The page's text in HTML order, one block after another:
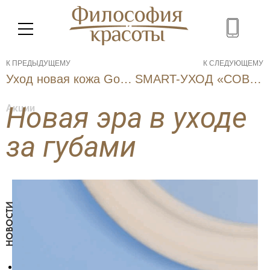
НОВОСТИ
К ПРЕДЫДУЩЕМУ
Уход новая кожа Gommage Р50
К СЛЕДУЮЩЕМУ
SMART-УХОД «СОВЕРШЕННЫЕ ГУБЫ ЗА 15 МИНУТ»
Акции
Новая эра в уходе
за губами
МЕНЮ
Косметология
SPA